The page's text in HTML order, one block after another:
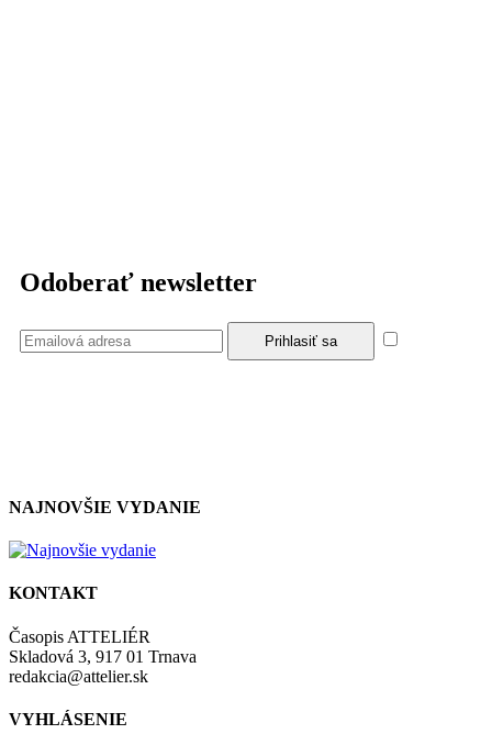
Odoberať newsletter
NAJNOVŠIE VYDANIE
KONTAKT
Časopis ATTELIÉR
Skladová 3, 917 01 Trnava
redakcia@attelier.sk
VYHLÁSENIE